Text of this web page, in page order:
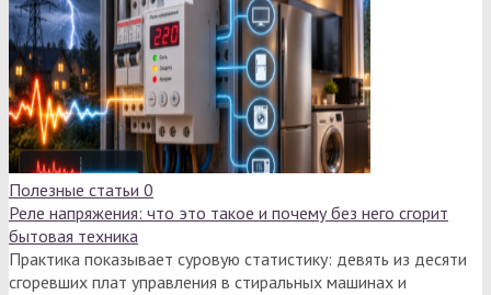
Полезные статьи 0
Реле напряжения: что это такое и почему без него сгорит
бытовая техника
Практика показывает суровую статистику: девять из десяти
сгоревших плат управления в стиральных машинах и